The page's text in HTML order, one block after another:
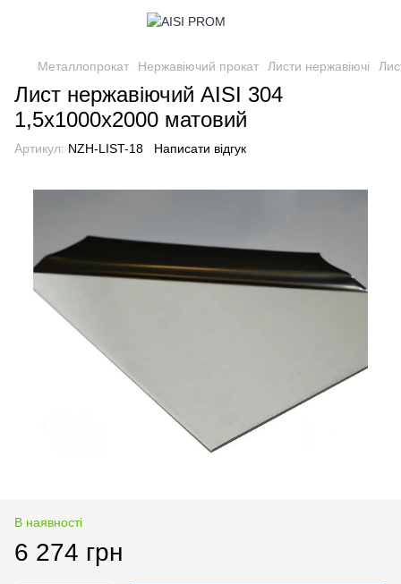
Металлопрокат Нержавіючий прокат Листи нержавіючі
Лист нержавіючий AISI 304
1,5х1000х2000 матовий
Артикул: NZH-LIST-18 Написати відгук
В наявності
6 274 грн